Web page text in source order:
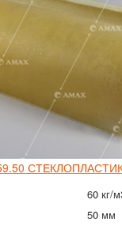
60 кг/
50 мм